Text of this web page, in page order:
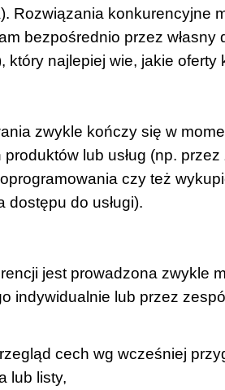
Rozwiązania konkurencyjne
bezpośrednio przez własny
który najlepiej wie, jakie
zwykle kończy się w
lub usług (np.
czy też
dostępu do usługi).
jest prowadzona zwykle
indywidualnie lub przez
cech wg wcześniej
lub listy,